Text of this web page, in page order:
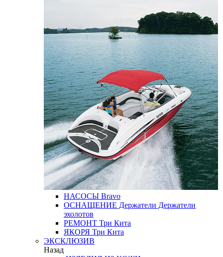
НАСОСЫ Bravo
ОСНАЩЕНИЕ Держатели Держатели
эхолотов
РЕМОНТ Три Кита
ЯКОРЯ Три Кита
ЭКСКЛЮЗИВ
Назад